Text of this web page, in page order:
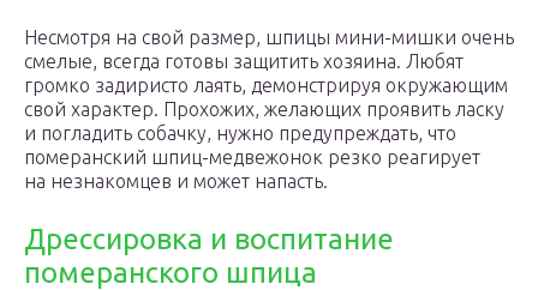
Несмотря на свой размер, шпицы мини-мишки очень
смелые, всегда готовы защитить хозяина. Любят
громко задиристо лаять, демонстрируя окружающим
свой характер. Прохожих, желающих проявить ласку
и погладить собачку, нужно предупреждать, что
померанский шпиц-медвежонок резко реагирует
на незнакомцев и может напасть.
Дрессировка и воспитание
померанского шпица